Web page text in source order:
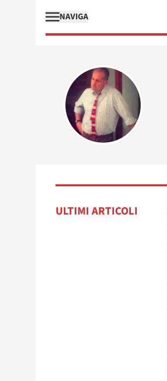
NAVIGA
ULTIMI ARTICOLI